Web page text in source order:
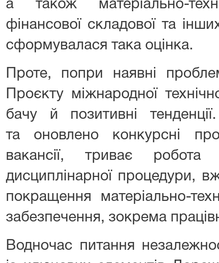
а також матеріально-
фінансової складової та
сформувалася така оцінка.
Проте, попри наявні
Проєкту міжнародної
бачу й позитивні
та оновлено конкурсні
вакансії, триває робота
дисциплінарної процедури,
покращення матеріально-
забезпечення, зокрема
Водночас питання